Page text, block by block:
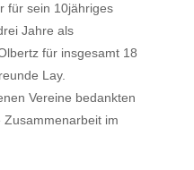
für sein 10jähriges
Jahre als
für insgesamt 18
Lay.
Vereine bedankten
im